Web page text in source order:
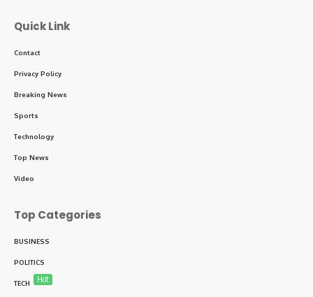
Quick Link
Contact
Privacy Policy
Breaking News
Sports
Technology
Top News
Video
Top Categories
BUSINESS
POLITICS
TECH Hot